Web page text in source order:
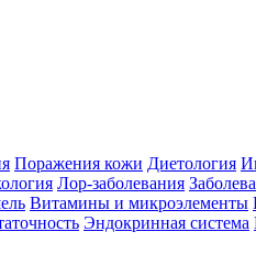
Поражения кожи Диетология
Лор-заболевания
Витамины и микроэлементы
Эндокринная система